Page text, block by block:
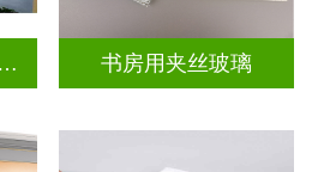
电子玻璃工地工装装饰玻璃 书房用夹丝玻璃